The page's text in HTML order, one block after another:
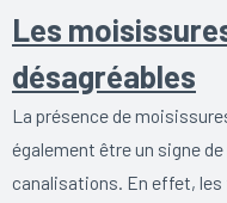
Les
désagréables
La présence de
également être un signe
canalisations. En effet, les